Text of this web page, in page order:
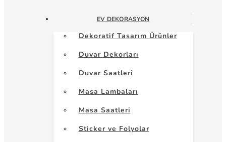
EV DEKORASYON
Dekoratif Tasarım Ürünler
Duvar Dekorları
Duvar Saatleri
Masa Lambaları
Masa Saatleri
Sticker ve Folyolar